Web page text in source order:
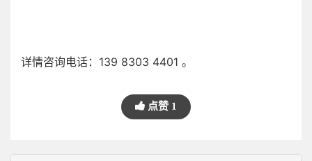
详情咨询电话：139 8303 4401 。
点赞 1